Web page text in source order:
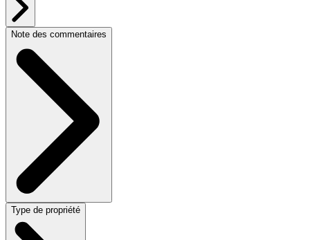
Note des commentaires
Type de propriété